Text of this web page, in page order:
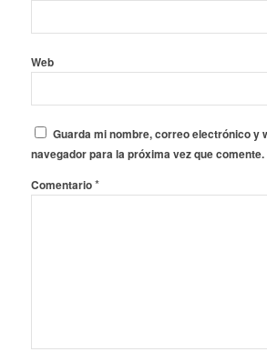
Web
Guarda mi nombre, correo electrónico y
navegador para la próxima vez que comente.
Comentario*